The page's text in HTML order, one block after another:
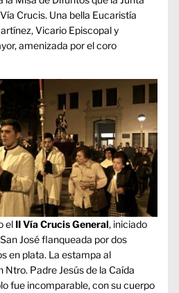
Crucis. Una bella Eucaristía
Vicario Episcopal y
amenizada por el coro
el II Vía Crucis General, iniciado
José flanqueada por dos
en plata. La estampa al
Padre Jesús de la Caída
fue incomparable, con su cuerpo